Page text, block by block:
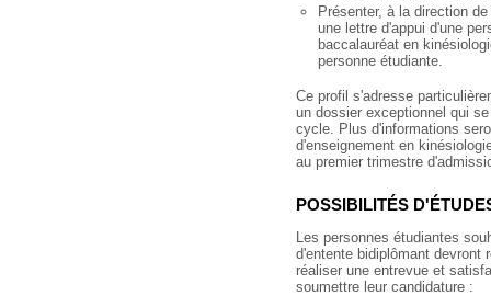
Présenter, à la direction
une lettre d'appui d'une
baccalauréat en
personne étudiante.
Ce profil s'adresse
un dossier exceptionnel qui
cycle. Plus d'informations
d'enseignement en
au premier trimestre
POSSIBILITÉS
Les personnes étudiantes
d'entente bidiplômant devront
réaliser une entrevue et
soumettre leur candidature :